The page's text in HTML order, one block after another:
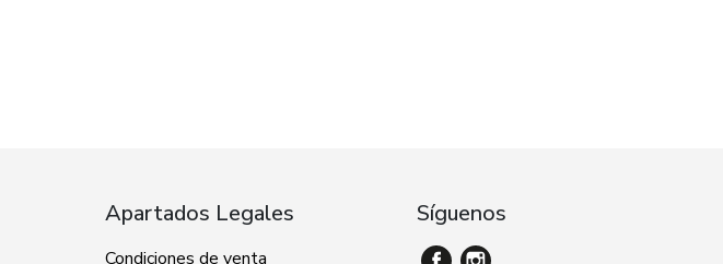
Apartados Legales
Condiciones de venta
Síguenos